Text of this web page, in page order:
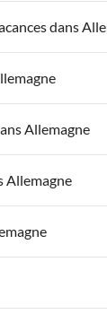
dans
Allemagne
Allemagne